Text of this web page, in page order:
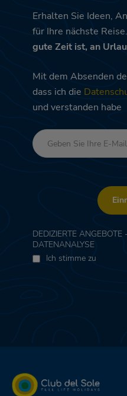
Erhalten Sie Ideen,
für Ihre nächste Reise.
gute Zeit ist, an
Mit dem Absenden
dass ich die
und verstanden habe
DEDIZIERTE
DATENANALYSE
Ich stimme zu